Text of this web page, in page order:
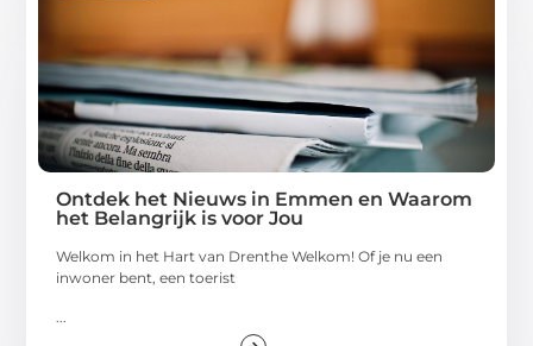
Ontdek het Nieuws in Emmen en Waarom
het Belangrijk is voor Jou
Welkom in het Hart van Drenthe Welkom! Of je nu een
inwoner bent, een toerist